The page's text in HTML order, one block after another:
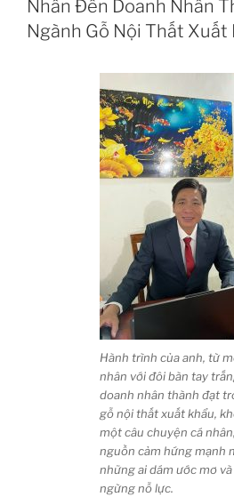
Nhân Đến Doanh Nhân
Ngành Gỗ Nội Thất Xuất
Hành trình của anh, từ
nhân với đôi bàn tay
doanh nhân thành đạt
gỗ nội thất xuất khẩu,
một câu chuyện cá
nguồn cảm hứng mạnh
những ai dám ước mơ
ngừng nỗ lực.